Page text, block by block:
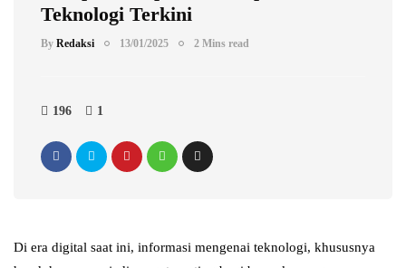
Teknologi Terkini
By Redaksi 13/01/2025 2 Mins read
196 1
Di era digital saat ini, informasi mengenai teknologi, khususnya